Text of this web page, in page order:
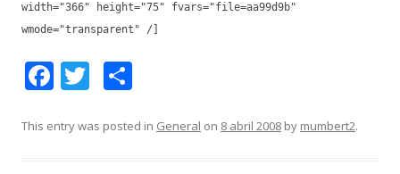
width="366" height="75" fvars="file=aa99d9b"
wmode="transparent" /]
F
e
T
itt m
This entry was posted in General on 8 abril 2008 by mumbert2.